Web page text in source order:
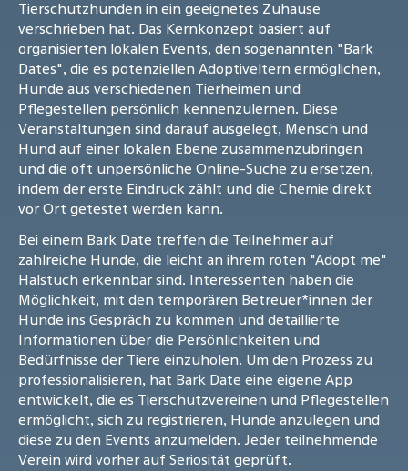
Tierschutzhunden in ein geeignetes Zuhause
verschrieben hat. Das Kernkonzept basiert auf
organisierten lokalen Events, den sogenannten "Bark
Dates", die es potenziellen Adoptiveltern ermöglichen,
Hunde aus verschiedenen Tierheimen und
Pflegestellen persönlich kennenzulernen. Diese
Veranstaltungen sind darauf ausgelegt, Mensch und
Hund auf einer lokalen Ebene zusammenzubringen
und die oft unpersönliche Online-Suche zu ersetzen,
indem der erste Eindruck zählt und die Chemie direkt
vor Ort getestet werden kann.
Bei einem Bark Date treffen die Teilnehmer auf
zahlreiche Hunde, die leicht an ihrem roten "Adopt me"
Halstuch erkennbar sind. Interessenten haben die
Möglichkeit, mit den temporären Betreuer*innen der
Hunde ins Gespräch zu kommen und detaillierte
Informationen über die Persönlichkeiten und
Bedürfnisse der Tiere einzuholen. Um den Prozess zu
professionalisieren, hat Bark Date eine eigene App
entwickelt, die es Tierschutzvereinen und Pflegestellen
ermöglicht, sich zu registrieren, Hunde anzulegen und
diese zu den Events anzumelden. Jeder teilnehmende
Verein wird vorher auf Seriosität geprüft.